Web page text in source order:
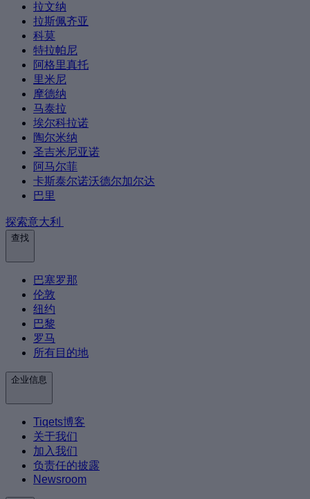
拉文纳
拉斯佩齐亚
科莫
特拉帕尼
阿格里真托
里米尼
摩德纳
马泰拉
埃尔科拉诺
陶尔米纳
圣吉米尼亚诺
阿马尔菲
卡斯泰尔诺沃德尔加尔达
巴里
探索意大利
查找
巴塞罗那
伦敦
纽约
巴黎
罗马
所有目的地
企业信息
Tiqets博客
关于我们
加入我们
负责任的披露
Newsroom